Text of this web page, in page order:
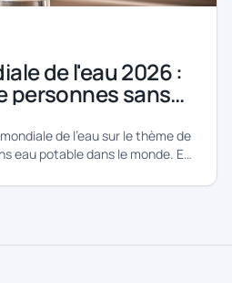
de l'eau 2026 :
personnes sans
que savez-vous
?
de l'eau sur le thème de
eau potable dans le monde. En